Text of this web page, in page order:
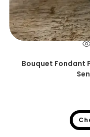
Bouquet Fondant